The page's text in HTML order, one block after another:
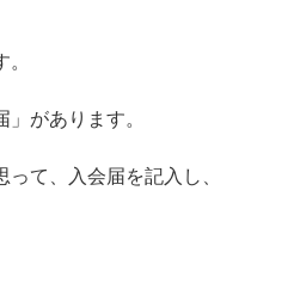
があります。
て、入会届を記入し、